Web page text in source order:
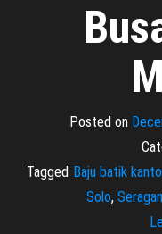
Posted on
Tagged Baju batik
Solo,